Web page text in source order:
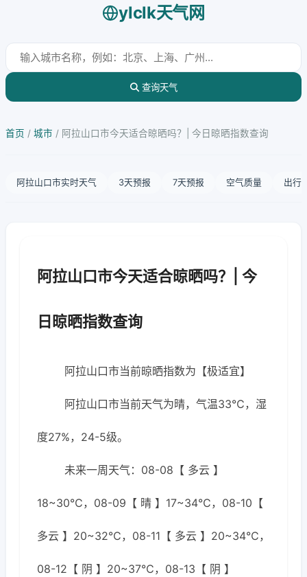
ylclk天气网
查询天气
首页 / 城市 / 阿拉山口市今天适合晾晒吗？| 今日晾晒指数查询
阿拉山口市实时天气 3天预报 7天预报 空气质量 出行
阿拉山口市今天适合晾晒吗？| 今
日晾晒指数查询
阿拉山口市当前晾晒指数为【极适宜】
阿拉山口市当前天气为晴，气温33℃，湿
度27%，24-5级。
未来一周天气：08-08【 多云 】
18~30℃，08-09【 晴 】17~34℃，08-10【
多云 】20~32℃，08-11【 多云 】20~34℃，
08-12【 阴 】20~37℃，08-13【 阴 】